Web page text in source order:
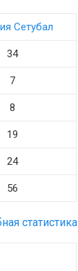
Сетубал
34
7
8
19
24
56
статистика